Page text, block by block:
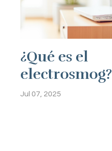
¿Qué es el
electrosmog?
Jul 07, 2025